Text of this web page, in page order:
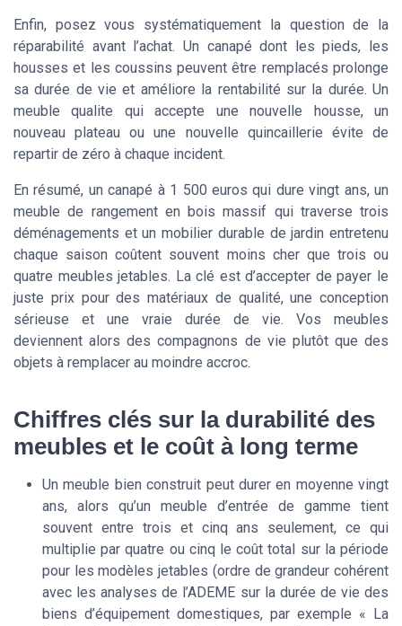
Enfin, posez vous systématiquement la question de la
réparabilité avant l’achat. Un canapé dont les pieds, les
housses et les coussins peuvent être remplacés prolonge
sa durée de vie et améliore la rentabilité sur la durée. Un
meuble qualite qui accepte une nouvelle housse, un
nouveau plateau ou une nouvelle quincaillerie évite de
repartir de zéro à chaque incident.
En résumé, un canapé à 1 500 euros qui dure vingt ans, un
meuble de rangement en bois massif qui traverse trois
déménagements et un mobilier durable de jardin entretenu
chaque saison coûtent souvent moins cher que trois ou
quatre meubles jetables. La clé est d’accepter de payer le
juste prix pour des matériaux de qualité, une conception
sérieuse et une vraie durée de vie. Vos meubles
deviennent alors des compagnons de vie plutôt que des
objets à remplacer au moindre accroc.
Chiffres clés sur la durabilité des
meubles et le coût à long terme
Un meuble bien construit peut durer en moyenne vingt
ans, alors qu’un meuble d’entrée de gamme tient
souvent entre trois et cinq ans seulement, ce qui
multiplie par quatre ou cinq le coût total sur la période
pour les modèles jetables (ordre de grandeur cohérent
avec les analyses de l’ADEME sur la durée de vie des
biens d’équipement domestiques, par exemple « La